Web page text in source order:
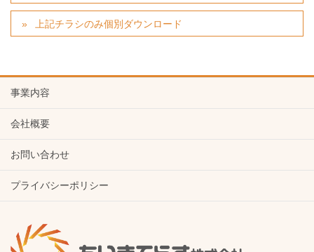
上記チラシのみ個別ダウンロード
事業内容
会社概要
お問い合わせ
プライバシーポリシー